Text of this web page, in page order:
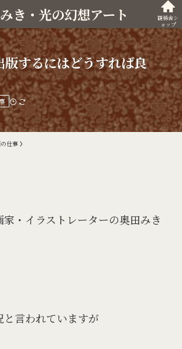
き・光の幻想アート 観稀舎シ
ョップ
版するにはどうすれば良
仕事
家・イラストレーターの奥田みき
と言われていますが